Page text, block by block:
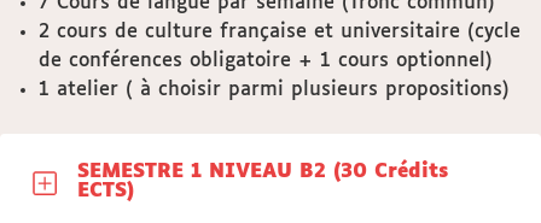
2 cours de culture française et universitaire (cycle
de conférences obligatoire + 1 cours optionnel)
1 atelier ( à choisir parmi plusieurs propositions)
SEMESTRE 1 NIVEAU B2 (30 Crédits
ECTS)